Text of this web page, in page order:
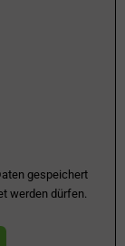
gespeichert
werden dürfen.